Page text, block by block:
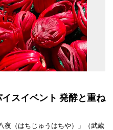
スイベント 発酵と重ね
夜（はちじゅうはちや）」（武蔵